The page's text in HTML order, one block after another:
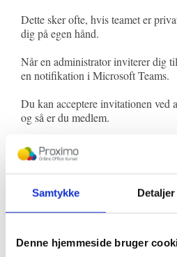
Samtykke Detaljer
Denne hjemmeside bruger
Dette sker ofte, hvis teamet er
dig på egen hånd.
Når en administrator inviterer dig
en notifikation i Microsoft Teams.
Du kan acceptere invitationen ved
og så er du medlem.
Hvordan forlader
Hvis du senere fortryder at være
længere har brug for adgangen,
Klik på de tre prikker ud for